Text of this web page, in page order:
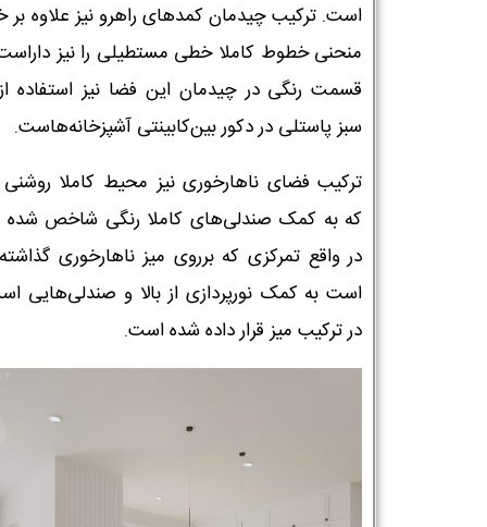
است. ترکیب چیدمان کمدهای راهرو نیز علاوه
منحنی خطوط کاملا خطی مستطیلی را نیز
قسمت رنگی در چیدمان این فضا نیز استفاده
سبز پاستلی در دکور بین‌کابینتی آشپزخانه‌هاست.
ترکیب فضای ناهارخوری نیز محیط کاملا
که به کمک صندلی‌های کاملا رنگی شاخص
در واقع تمرکزی که برروی میز ناهارخوری
است به کمک نورپردازی از بالا و صندلی‌هایی
در ترکیب میز قرار داده شده است.